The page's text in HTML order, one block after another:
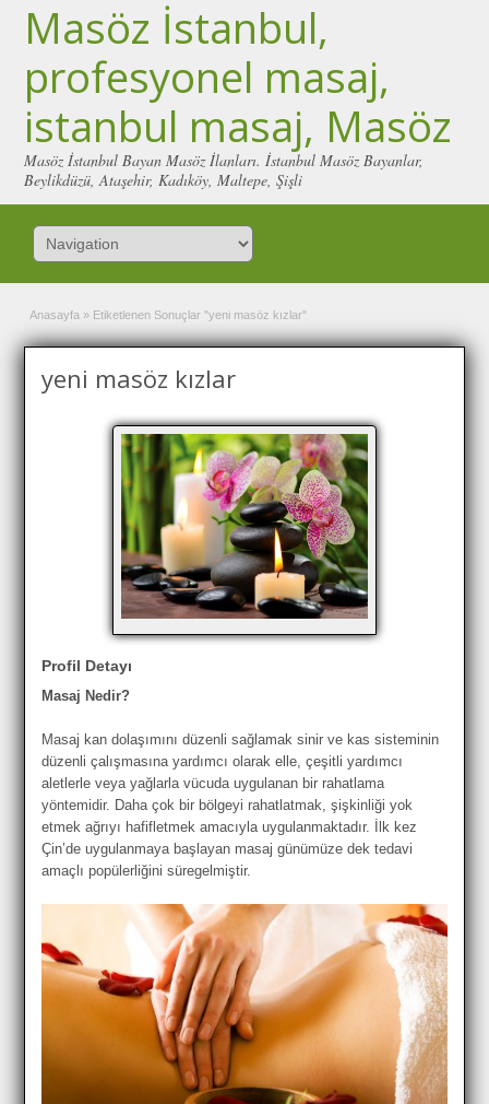
Masöz İstanbul,
profesyonel masaj,
istanbul masaj, Masöz
Masöz İstanbul Bayan Masöz İlanları. İstanbul Masöz Bayanlar,
Beylikdüzü, Ataşehir, Kadıköy, Maltepe, Şişli
Anasayfa » Etiketlenen Sonuçlar "yeni masöz kızlar"
yeni masöz kızlar
Profil Detayı
Masaj Nedir?
Masaj kan dolaşımını düzenli sağlamak sinir ve kas sisteminin
düzenli çalışmasına yardımcı olarak elle, çeşitli yardımcı
aletlerle veya yağlarla vücuda uygulanan bir rahatlama
yöntemidir. Daha çok bir bölgeyi rahatlatmak, şişkinliği yok
etmek ağrıyı hafifletmek amacıyla uygulanmaktadır. İlk kez
Çin’de uygulanmaya başlayan masaj günümüze dek tedavi
amaçlı popülerliğini süregelmiştir.